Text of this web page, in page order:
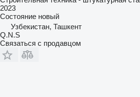
2023
Состояние новый
Узбекистан, Ташкент
Q.N.S
Связаться с продавцом